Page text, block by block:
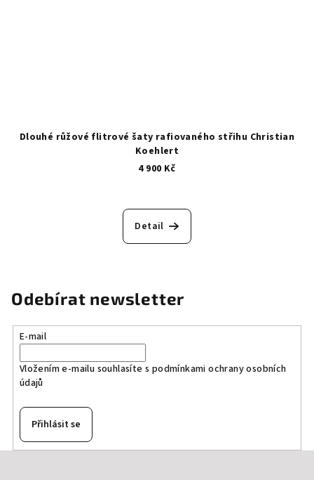
Dlouhé růžové flitrové šaty rafiovaného střihu Christian
Koehlert
4 900 Kč
Detail
Odebírat newsletter
E-mail
Vložením e-mailu souhlasíte s podmínkami ochrany osobních
údajů
Přihlásit se